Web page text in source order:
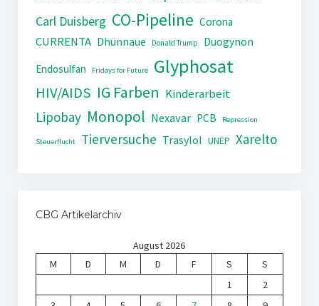
Carl Duisberg CO-Pipeline Corona
CURRENTA Dhünnaue Donald Trump
Duogynon
Endosulfan
Fridays for Future Glyphosat
HIV/AIDS IG Farben Kinderarbeit
Lipobay Monopol Nexavar PCB Repression
Steuerflucht Tierversuche Trasylol UNEP Xarelto
CBG Artikelarchiv
August 2026
M
D M D F S
S
1
2